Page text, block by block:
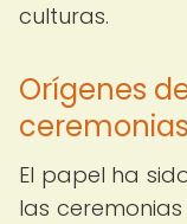
culturas.
Orígenes
El papel ha
las